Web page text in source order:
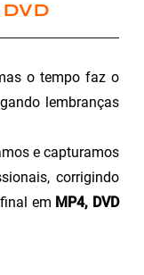
o tempo faz o
lembranças
e capturamos
corrigindo
em MP4, DVD